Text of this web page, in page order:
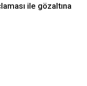
ile gözaltına